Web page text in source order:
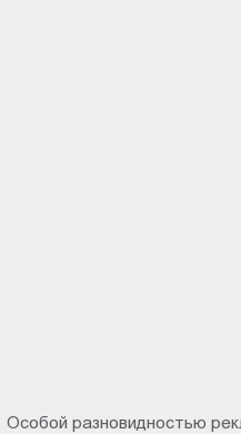
Особой разновидностью